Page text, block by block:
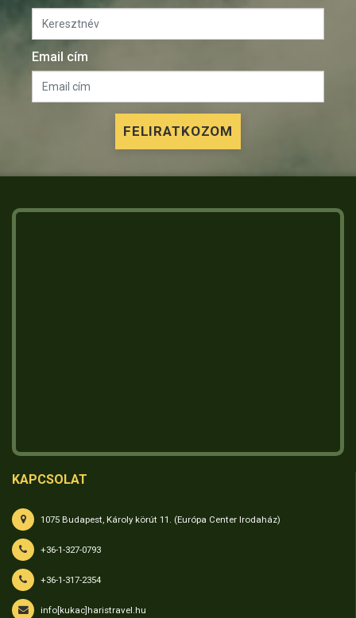
Email cím
KAPCSOLAT
1075 Budapest, Károly körút 11. (Európa Center Irodaház)
+36-1-327-0793
+36-1-317-2354
info[kukac]haristravel.hu